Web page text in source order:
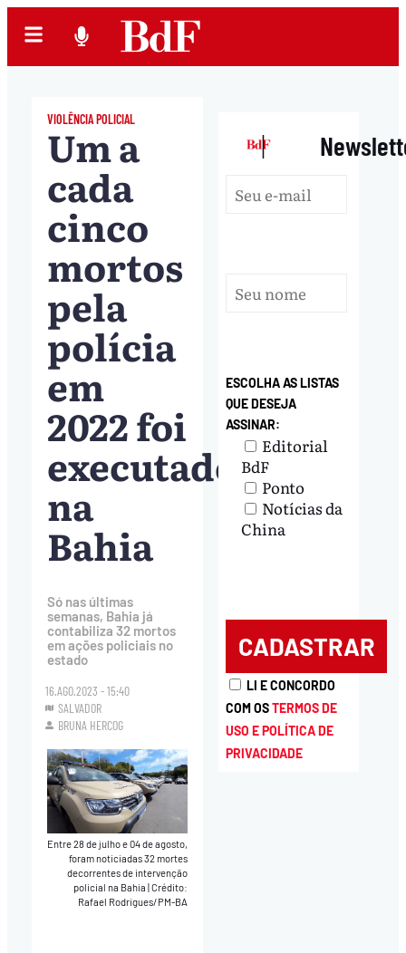
VIOLÊNCIA POLICIAL
Um a
cada
cinco
mortos
pela
polícia
em
2022 foi
executado
na
Bahia
Só nas últimas
semanas, Bahia já
contabiliza 32 mortos
em ações policiais no
estado
16.AGO.2023 - 15:40
SALVADOR
BRUNA HERCOG
Entre 28 de julho e 04 de agosto,
foram noticiadas 32 mortes
decorrentes de intervenção
policial na Bahia Crédito:
Rafael Rodrigues/PM-BA
|
ESCOLHA AS LISTAS
QUE DESEJA
ASSINAR:
Editorial
BdF
Ponto
Notícias da
China
LI E CONCORDO
COM OSTERMOS DE
USO E POLÍTICA DE
PRIVACIDADE